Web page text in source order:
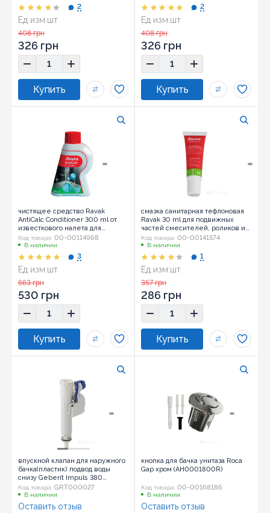
Ед изм:шт
2
408 грн
326 грн
Ед изм:шт
2
408 грн
326 грн
чистящее средство Ravak
AntiCalc Conditioner 300 ml от
известкового налета для
сантехники (B32000000N)
Код товара: 00-00114968
В наличии
Ед изм:шт
3
663 грн
530 грн
смазка санитарная тефлоновая
Ravak 30 ml для подвижных
частей смесителей, роликов и
петель душевых кабин (X01104)
Код товара: 00-00141574
В наличии
Ед изм:шт
1
357 грн
286 грн
впускной клапан для наружного
бачка(пластик) подвод воды
снизу Geberit Impuls 380
(281.207.00.1)
Код товара: GRT000027
В наличии
Оставить отзыв
кнопка для бачка унитаза Roca
Gap хром (AH0001800R)
Код товара: 00-00168186
В наличии
Оставить отзыв